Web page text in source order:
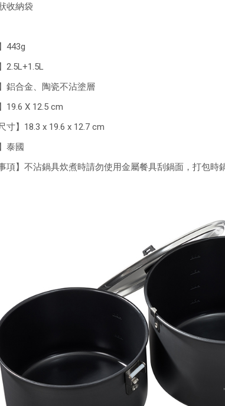
收納袋
443g
2.5L+1.5L
鋁合金、陶瓷不沾塗層
19.6 X 12.5 cm
寸】18.3 x 19.6 x 12.7 cm
泰國
事項】不沾鍋具炊煮時請勿使用金屬餐具刮鍋面，打包